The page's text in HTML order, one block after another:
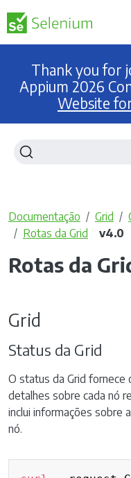
Thank you for
Appium 2026
Website
Documentação Grid
Rotas da Grid
v4.0
Rotas da
Grid
Status da Grid
O status da Grid fornece
detalhes sobre cada nó
inclui informações sobre
nó.